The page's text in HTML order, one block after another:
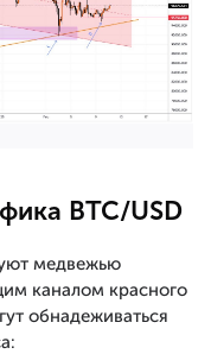
BTC/USD
медвежью
каналом красного
обнадеживаться